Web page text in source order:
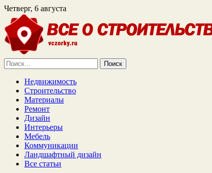
Четверг, 6 августа
Найти:
Недвижимость
Строительство
Материалы
Ремонт
Дизайн
Интерьеры
Мебель
Коммуникации
Ландшафтный дизайн
Все статьи